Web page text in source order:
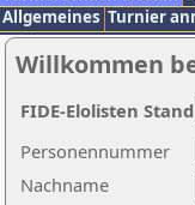
Allgemeines Turnier
Willkommen
Nachname
Personennummer
FIDE-Elolisten Stand